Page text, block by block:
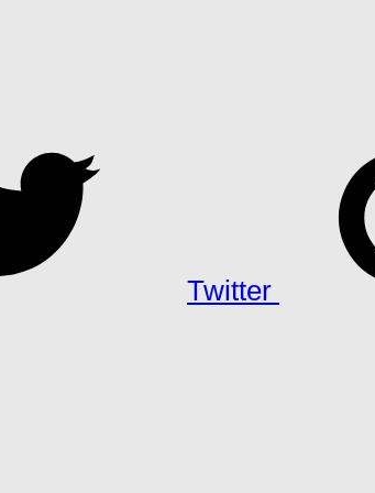
Twitter